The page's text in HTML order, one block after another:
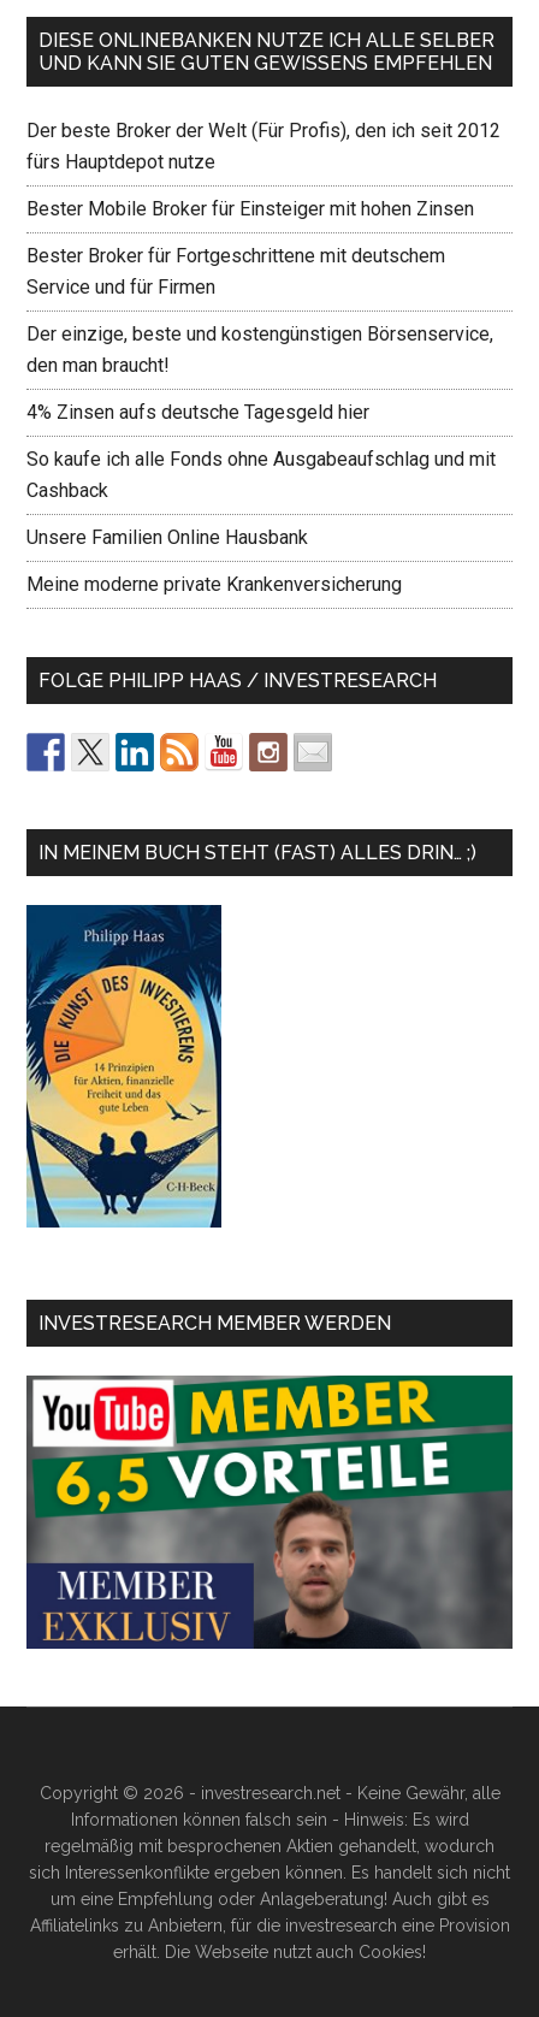
DIESE ONLINEBANKEN NUTZE ICH ALLE SELBER
UND KANN SIE GUTEN GEWISSENS EMPFEHLEN
Der beste Broker der Welt (Für Profis), den ich seit 2012
fürs Hauptdepot nutze
Bester Mobile Broker für Einsteiger mit hohen Zinsen
Bester Broker für Fortgeschrittene mit deutschem
Service und für Firmen
Der einzige, beste und kostengünstigen Börsenservice,
den man braucht!
4% Zinsen aufs deutsche Tagesgeld hier
So kaufe ich alle Fonds ohne Ausgabeaufschlag und mit
Cashback
Unsere Familien Online Hausbank
Meine moderne private Krankenversicherung
FOLGE PHILIPP HAAS / INVESTRESEARCH
IN MEINEM BUCH STEHT (FAST) ALLES DRIN… ;)
INVESTRESEARCH MEMBER WERDEN
Copyright © 2026 - investresearch.net - Keine Gewähr, alle
Informationen können falsch sein - Hinweis: Es wird
regelmäßig mit besprochenen Aktien gehandelt, wodurch
sich Interessenkonflikte ergeben können. Es handelt sich nicht
um eine Empfehlung oder Anlageberatung! Auch gibt es
Affiliatelinks zu Anbietern, für die investresearch eine Provision
erhält. Die Webseite nutzt auch Cookies!